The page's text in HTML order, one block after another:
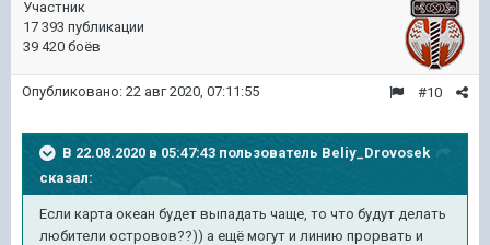
Участник
17 393 публикации
39 420 боёв
#10
Опубликовано: 22 авг 2020, 07:11:55
В 22.08.2020 в 05:47:43 пользователь Beliy_Drovosek
сказал:
Если карта океан будет выпадать чаще, то что будут делать
любители островов??)) а ещё могут и линию прорвать и